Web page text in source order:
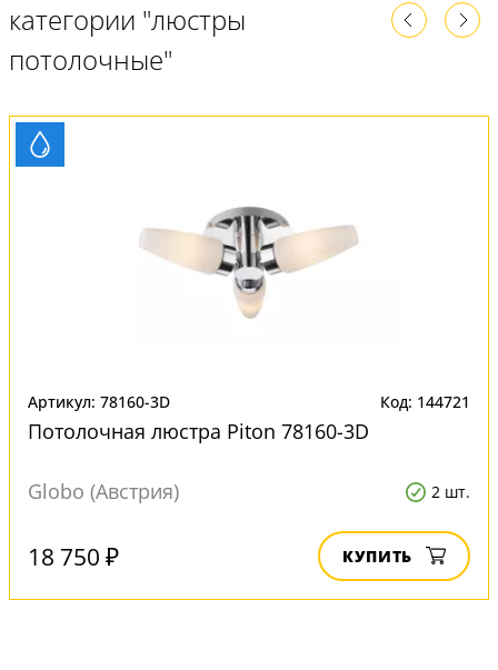
категории "люстры
потолочные"
Артикул: 78160-3D Код: 144721
Потолочная люстра Piton 78160-3D
Globo (Австрия) 2 шт.
18 750 ₽ КУПИТЬ